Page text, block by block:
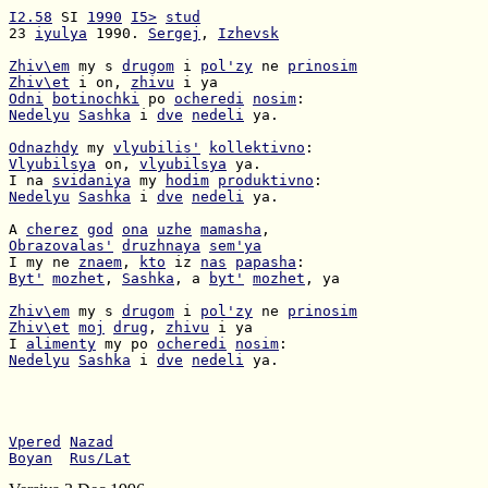
I2.58 SI 1990 I5> stud
23 iyulya 1990. Sergej , Izhevsk
Zhiv\em my s drugom i pol'zy ne prinosim
Zhiv\et i on, zhivu
Odni
botinochki po ocheredi nosim
Nedelyu
Sashka i dve nedeli ya.
Odnazhdy my vlyubilis' kollektivno
Vlyubilsya on, vlyubilsya
I na svidaniya my hodim produktivno
Nedelyu
Sashka i dve nedeli ya.
A cherez god ona uzhe mamasha
Obrazovalas'
druzhnaya
sem'ya
I my ne znaem , kto iz nas papasha
Byt'
mozhet , Sashka , a byt' mozhet , ya
Zhiv\em my s drugom i pol'zy ne prinosim
Zhiv\et moj drug , zhivu
I alimenty my po ocheredi nosim
Nedelyu
Sashka i dve nedeli ya.
Vpered
Nazad
Boyan
Rus/Lat